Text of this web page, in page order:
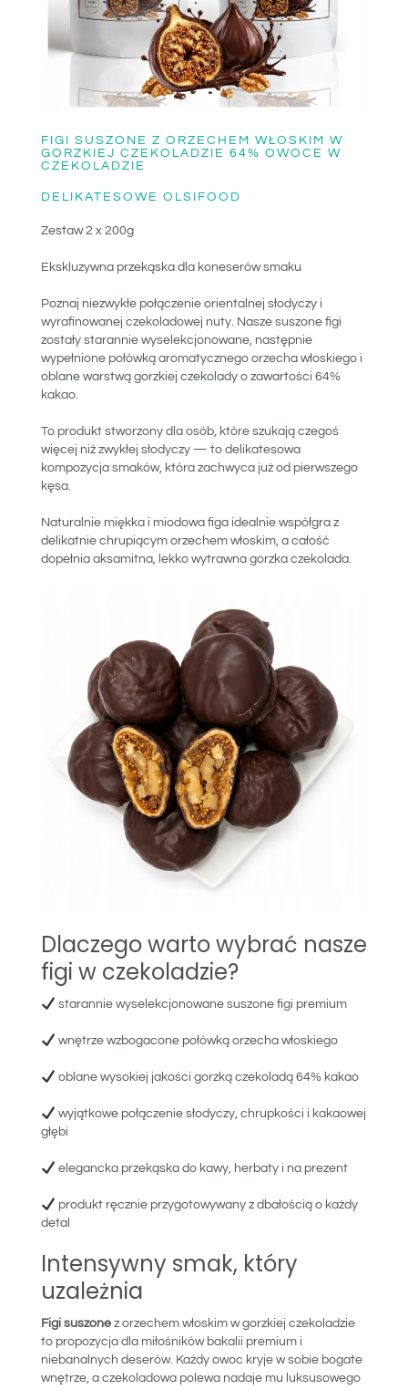
FIGI SUSZONE Z ORZECHEM WŁOSKIM W
GORZKIEJ CZEKOLADZIE 64% OWOCE W
CZEKOLADZIE
DELIKATESOWE OLSIFOOD
Zestaw 2 x 200g
Ekskluzywna przekąska dla koneserów smaku
Poznaj niezwykłe połączenie orientalnej słodyczy i
wyrafinowanej czekoladowej nuty. Nasze suszone figi
zostały starannie wyselekcjonowane, następnie
wypełnione połówką aromatycznego orzecha włoskiego i
oblane warstwą gorzkiej czekolady o zawartości 64%
kakao.
To produkt stworzony dla osób, które szukają czegoś
więcej niż zwykłej słodyczy — to delikatesowa
kompozycja smaków, która zachwyca już od pierwszego
kęsa.
Naturalnie miękka i miodowa figa idealnie współgra z
delikatnie chrupiącym orzechem włoskim, a całość
dopełnia aksamitna, lekko wytrawna gorzka czekolada.
Dlaczego warto wybrać nasze
figi w czekoladzie?
starannie wyselekcjonowane suszone figi premium
wnętrze wzbogacone połówką orzecha włoskiego
oblane wysokiej jakości gorzką czekoladą 64% kakao
wyjątkowe połączenie słodyczy, chrupkości i kakaowej
głębi
elegancka przekąska do kawy, herbaty i na prezent
produkt ręcznie przygotowywany z dbałością o każdy
detal
Intensywny smak, który
uzależnia
Figi suszone z orzechem włoskim w gorzkiej czekoladzie
to propozycja dla miłośników bakalii premium i
niebanalnych deserów. Każdy owoc kryje w sobie bogate
wnętrze, a czekoladowa polewa nadaje mu luksusowego